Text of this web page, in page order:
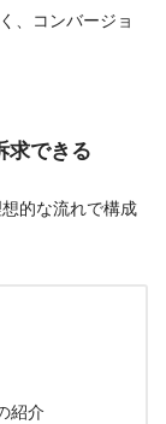
、コンバージョ
求できる
的な流れで構成
紹介